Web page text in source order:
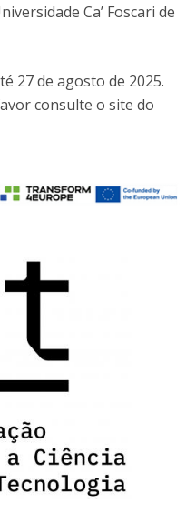
Ca’ Foscari de
27 de agosto de 2025.
consulte o site do